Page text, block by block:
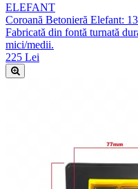
ELEFANT
Coroană Betonieră Elefant:
Fabricată din fontă turnată
mici/medii.
225 Lei